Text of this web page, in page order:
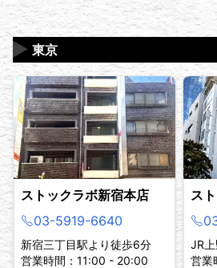
東京
▶
ストックラボ新宿本店
03-5919-6640
新宿三丁目駅より徒歩6分
営業時間：11:00 - 20:00
ス
JR
営業